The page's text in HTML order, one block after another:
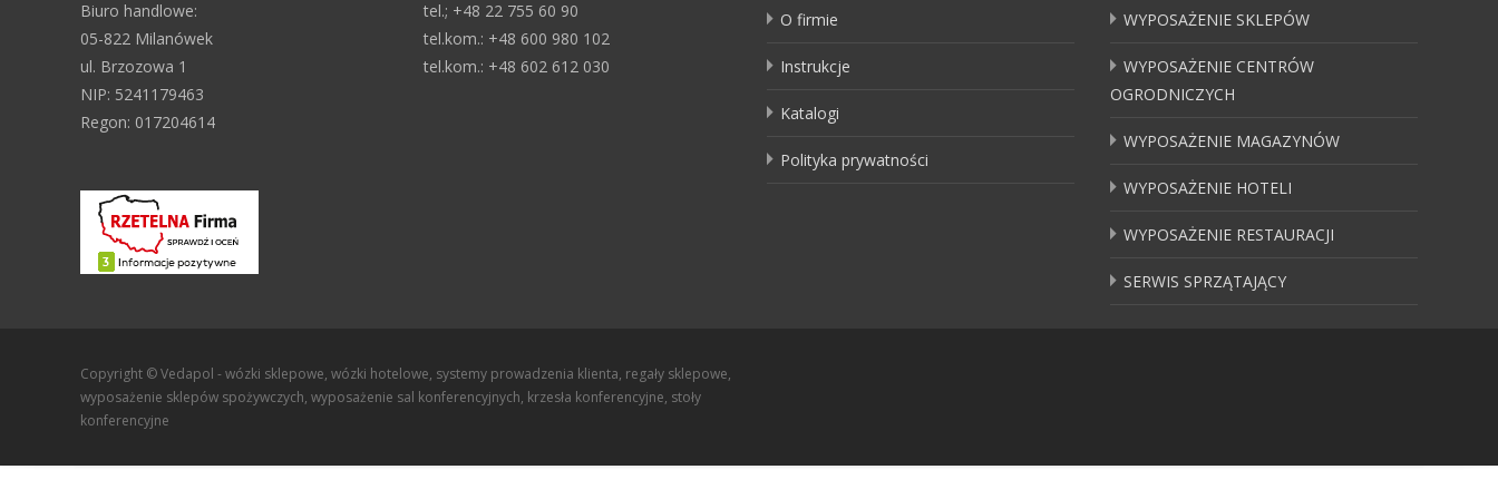
Biuro handlowe:
05-822 Milanówek
ul. Brzozowa 1
NIP: 5241179463
Regon: 017204614
tel.; +48 22 755 60 90
tel.kom.: +48 600 980 102
tel.kom.: +48 602 612 030
O firmie
Instrukcje
Katalogi
Polityka prywatności
WYPOSAŻENIE SKLEPÓW
WYPOSAŻENIE CENTRÓW
OGRODNICZYCH
WYPOSAŻENIE MAGAZYNÓW
WYPOSAŻENIE HOTELI
WYPOSAŻENIE RESTAURACJI
SERWIS SPRZĄTAJĄCY
Copyright © Vedapol - wózki sklepowe, wózki hotelowe, systemy prowadzenia klienta, regały sklepowe,
wyposażenie sklepów spożywczych, wyposażenie sal konferencyjnych, krzesła konferencyjne, stoły
konferencyjne